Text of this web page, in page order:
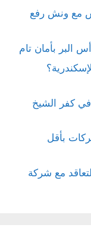
مع ونش رفع
البر بأمان تام
كفر الشيخ
بأقل
مع شركة